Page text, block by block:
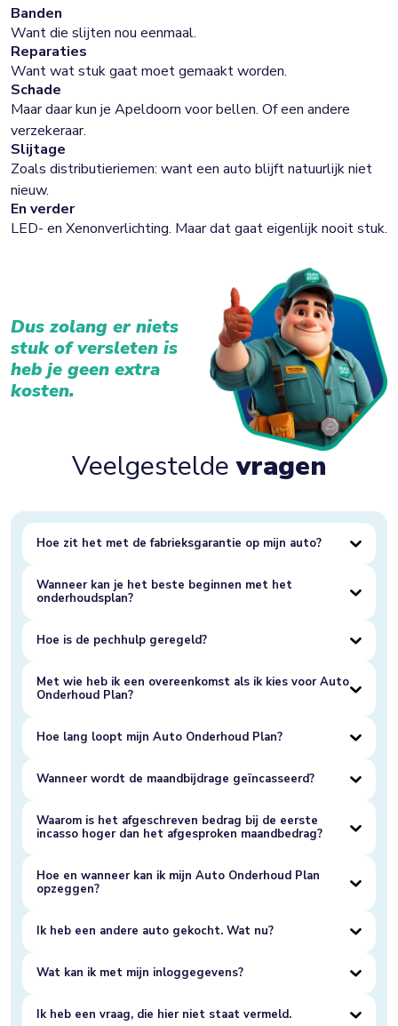
Banden
Want die slijten nou eenmaal.
Reparaties
Want wat stuk gaat moet gemaakt worden.
Schade
Maar daar kun je Apeldoorn voor bellen. Of een andere
verzekeraar.
Slijtage
Zoals distributieriemen: want een auto blijft natuurlijk niet
nieuw.
En verder
LED- en Xenonverlichting. Maar dat gaat eigenlijk nooit stuk.
Dus zolang er niets
stuk of versleten is
heb je geen extra
kosten.
Veelgesteldevragen
Hoe zit het met de fabrieksgarantie op mijn auto?
Wanneer kan je het beste beginnen met het
onderhoudsplan?
Hoe is de pechhulp geregeld?
Met wie heb ik een overeenkomst als ik kies voor Auto
Onderhoud Plan?
Hoe lang loopt mijn Auto Onderhoud Plan?
Wanneer wordt de maandbijdrage geïncasseerd?
Waarom is het afgeschreven bedrag bij de eerste
incasso hoger dan het afgesproken maandbedrag?
Hoe en wanneer kan ik mijn Auto Onderhoud Plan
opzeggen?
Ik heb een andere auto gekocht. Wat nu?
Wat kan ik met mijn inloggegevens?
Ik heb een vraag, die hier niet staat vermeld.